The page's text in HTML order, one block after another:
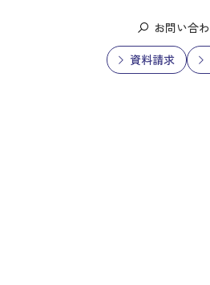
お問い合
資料請求